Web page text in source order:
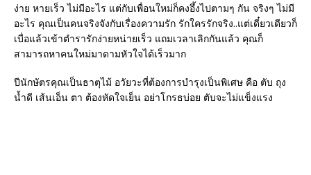
ง่าย หายเร็ว ไม่มีอะไร แต่กับเพื่อนใหม่ก็คงอึ้งไปตามๆ กัน จริงๆ ไม่มี
อะไร คุณเป็นคนจริงจังกับเรื่องความรัก รักใครรักจริง..แต่เดี๋ยวเดียวก็
เบื่อแล้วเข้าตำรารักง่ายหน่ายเร็ว แถมเวลาเลิกกันแล้ว คุณก็
สามารถหาคนใหม่มาดามหัวใจได้เร็วมาก
ปีนักษัตรคุณเป็นธาตุไม้ อวัยวะที่ต้องการบำรุงเป็นพิเศษ คือ ตับ ถุง
น้ำดี เส้นเอ็น ตา ต้องหัดใจเย็น อย่าโกรธบ่อย ตับจะไม่แข็งแรง